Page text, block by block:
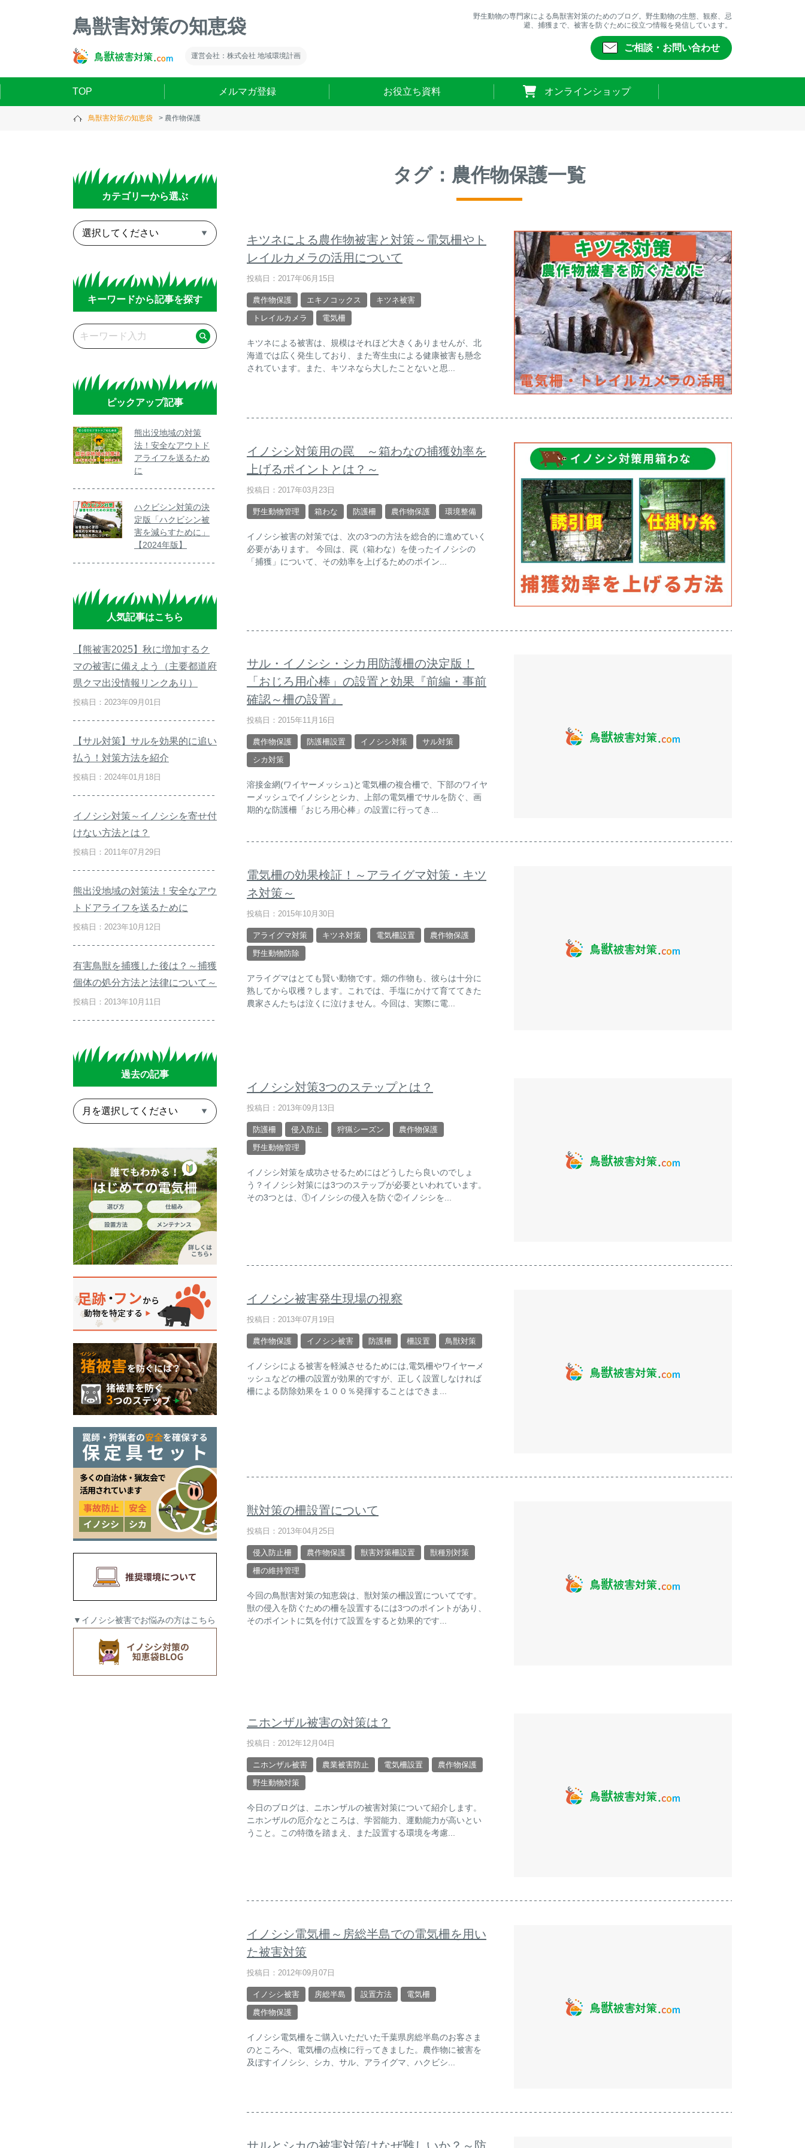
鳥獣害対策の知恵袋
運営会社：株式会社 地域環境計画
野生動物の専門家による鳥獣害対策のためのブログ。野生動物の生態、観察、忌
避、捕獲まで、被害を防ぐために役立つ情報を発信しています。
ご相談・お問い合わせ
TOP メルマガ登録 お役立ち資料 オンラインショップ
鳥獣害対策の知恵袋 農作物保護
カテゴリーから選ぶ
キーワードから記事を探す
ピックアップ記事
熊出没地域の対策
法！安全なアウトド
アライフを送るため
に
ハクビシン対策の決
定版「ハクビシン被
害を減らすために」
【2024年版】
人気記事はこちら
【熊被害2025】秋に増加するク
マの被害に備えよう（主要都道府
県クマ出没情報リンクあり）
投稿日：2023年09月01日
【サル対策】サルを効果的に追い
払う！対策方法を紹介
投稿日：2024年01月18日
イノシシ対策～イノシシを寄せ付
けない方法とは？
投稿日：2011年07月29日
熊出没地域の対策法！安全なアウ
トドアライフを送るために
投稿日：2023年10月12日
有害鳥獣を捕獲した後は？～捕獲
個体の処分方法と法律について～
投稿日：2013年10月11日
過去の記事
▼イノシシ被害でお悩みの方はこちら
タグ：農作物保護一覧
キツネによる農作物被害と対策～電気柵やト
レイルカメラの活用について
投稿日：2017年06月15日
農作物保護 エキノコックス
キツネ被害
トレイルカメラ
電気柵
キツネによる被害は、規模はそれほど大きくありませんが、北
海道では広く発生しており、また寄生虫による健康被害も懸念
されています。また、キツネなら大したことないと思...
イノシシ対策用の罠 ～箱わなの捕獲効率を
上げるポイントとは？～
投稿日：2017年03月23日
野生動物管理 箱わな 防護柵 農作物保護 環境整備
イノシシ被害の対策では、次の3つの方法を総合的に進めていく
必要があります。 今回は、罠（箱わな）を使ったイノシシの
「捕獲」について、その効率を上げるためのポイン...
サル・イノシシ・シカ用防護柵の決定版！
「おじろ用心棒」の設置と効果『前編・事前
確認～柵の設置』
投稿日：2015年11月16日
農作物保護 防護柵設置 イノシシ対策
サル対策
シカ対策
溶接金網(ワイヤーメッシュ)と電気柵の複合柵で、下部のワイヤ
ーメッシュでイノシシとシカ、上部の電気柵でサルを防ぐ、画
期的な防護柵「おじろ用心棒」の設置に行ってき...
電気柵の効果検証！～アライグマ対策・キツ
ネ対策～
投稿日：2015年10月30日
アライグマ対策 キツネ対策 電気柵設置
農作物保護
野生動物防除
アライグマはとても賢い動物です。畑の作物も、彼らは十分に
熟してから収穫？します。これでは、手塩にかけて育ててきた
農家さんたちは泣くに泣けません。今回は、実際に電...
イノシシ対策3つのステップとは？
投稿日：2013年09月13日
防護柵 侵入防止 狩猟シーズン
農作物保護
野生動物管理
イノシシ対策を成功させるためにはどうしたら良いのでしょ
う？イノシシ対策には3つのステップが必要といわれています。
その3つとは、①イノシシの侵入を防ぐ②イノシシを...
イノシシ被害発生現場の視察
投稿日：2013年07月19日
農作物保護 イノシシ被害 防護柵 柵設置 鳥獣対策
イノシシによる被害を軽減させるためには,電気柵やワイヤーメ
ッシュなどの柵の設置が効果的ですが、正しく設置しなければ
柵による防除効果を１００％発揮することはできま...
獣対策の柵設置について
投稿日：2013年04月25日
侵入防止柵 農作物保護 獣害対策柵設置
獣種別対策
柵の維持管理
今回の鳥獣害対策の知恵袋は、獣対策の柵設置についてです。
獣の侵入を防ぐための柵を設置するには3つのポイントがあり、
そのポイントに気を付けて設置をすると効果的です...
ニホンザル被害の対策は？
投稿日：2012年12月04日
ニホンザル被害 農業被害防止 電気柵設置
農作物保護
野生動物対策
今日のブログは、ニホンザルの被害対策について紹介します。
ニホンザルの厄介なところは、学習能力、運動能力が高いとい
うこと。この特徴を踏まえ、また設置する環境を考慮...
イノシシ電気柵～房総半島での電気柵を用い
た被害対策
投稿日：2012年09月07日
イノシシ被害 房総半島 設置方法
電気柵
農作物保護
イノシシ電気柵をご購入いただいた千葉県房総半島のお客さま
のところへ、電気柵の点検に行ってきました。農作物に被害を
及ぼすイノシシ、シカ、サル、アライグマ、ハクビシ...